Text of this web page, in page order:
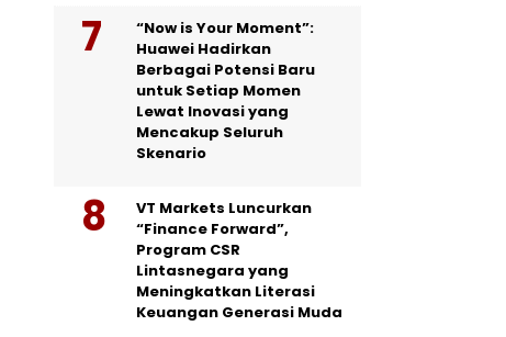
“Now is Your Moment”:
Huawei Hadirkan
Berbagai Potensi Baru
untuk Setiap Momen
Lewat Inovasi yang
Mencakup Seluruh
Skenario
VT Markets Luncurkan
“Finance Forward”,
Program CSR
Lintasnegara yang
Meningkatkan Literasi
Keuangan Generasi Muda